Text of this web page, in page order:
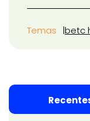
Temas betc